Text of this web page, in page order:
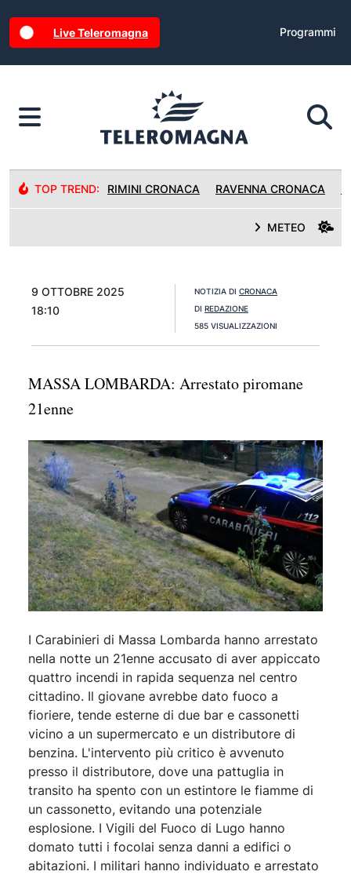
Live Teleromagna Programmi
TOP TREND: RIMINI CRONACA RAVENNA CRONACA
METEO
9 OTTOBRE 2025
18:10
NOTIZIA DI CRONACA
DI REDAZIONE
585 VISUALIZZAZIONI
MASSA LOMBARDA: Arrestato piromane
21enne
I Carabinieri di Massa Lombarda hanno arrestato
nella notte un 21enne accusato di aver appiccato
quattro incendi in rapida sequenza nel centro
cittadino. Il giovane avrebbe dato fuoco a
fioriere, tende esterne di due bar e cassonetti
vicino a un supermercato e un distributore di
benzina. L'intervento più critico è avvenuto
presso il distributore, dove una pattuglia in
transito ha spento con un estintore le fiamme di
un cassonetto, evitando una potenziale
esplosione. I Vigili del Fuoco di Lugo hanno
domato tutti i focolai senza danni a edifici o
abitazioni. I militari hanno individuato e arrestato